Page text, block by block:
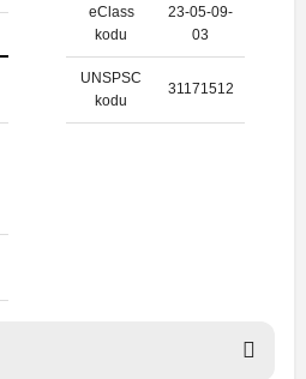
eClass
kodu
23-05-09-
03
UNSPSC
kodu
31171512